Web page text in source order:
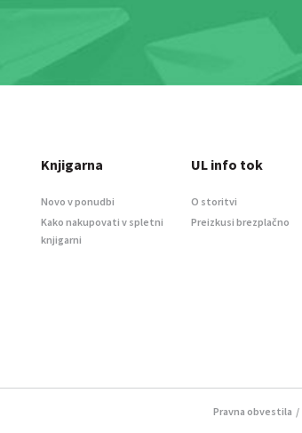
Knjigarna
Novo v ponudbi
Kako nakupovati v spletni
knjigarni
UL info tok
O storitvi
Preizkusi brezplačno
Pravna obvestila /